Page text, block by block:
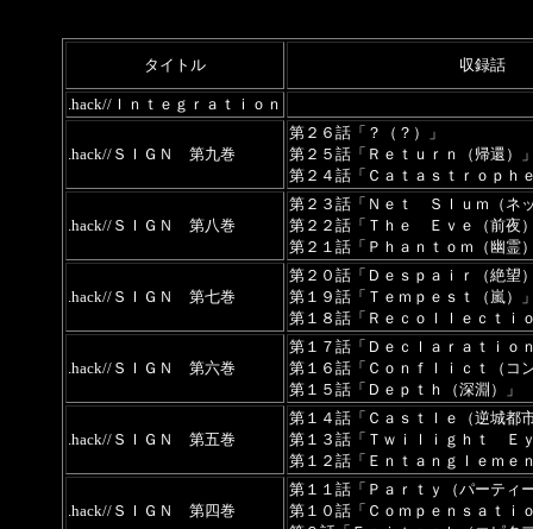
タイトル 収録話
.hack//Ｉｎｔｅｇｒａｔｉｏｎ
.hack//ＳＩＧＮ 第九巻
第２６話「？（？）」
第２５話「 Ｒｅｔｕｒｎ（帰還）
第２４話「 Ｃａｔａｓｔｒｏｐｈ
.hack//ＳＩＧＮ 第八巻
第２３話「 Ｎｅｔ Ｓｌｕｍ（ネ
第２２話「 Ｔｈｅ Ｅｖｅ（前夜
第２１話「 Ｐｈａｎｔｏｍ（幽霊
.hack//ＳＩＧＮ 第七巻
第２０話「 Ｄｅｓｐａｉｒ（絶望
第１９話「 Ｔｅｍｐｅｓｔ（嵐）
第１８話「 Ｒｅｃｏｌｌｅｃｔｉ
.hack//ＳＩＧＮ 第六巻
第１７話「 Ｄｅｃｌａｒａｔｉｏ
第１６話「 Ｃｏｎｆｌｉｃｔ（コ
第１５話「 Ｄｅｐｔｈ（深淵） 」
.hack//ＳＩＧＮ 第五巻
第１４話「Ｃａｓｔｌｅ（逆城都
第１３話「Ｔｗｉｌｉｇｈｔ Ｅ
第１２話「Ｅｎｔａｎｇｌｅｍｅ
.hack//ＳＩＧＮ 第四巻
第１１話「Ｐａｒｔｙ（パーティ
第１０話「Ｃｏｍｐｅｎｓａｔｉ